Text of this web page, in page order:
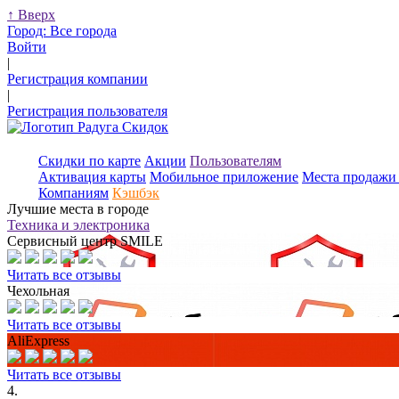
↑ Вверх
Город: Все города
Войти
|
Регистрация компании
|
Регистрация пользователя
Скидки по карте Акции Пользователям
Активация карты Мобильное приложение Места продажи
Компаниям Кэшбэк
Лучшие места в городе
Техника и электроника
Сервисный центр SMILE
Читать все отзывы
Чехольная
Читать все отзывы
AliExpress
Читать все отзывы
4.